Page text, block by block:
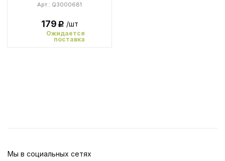
Арт.: Q3000681
179Р /шт
Ожидается
поставка
Мы в социальных сетях